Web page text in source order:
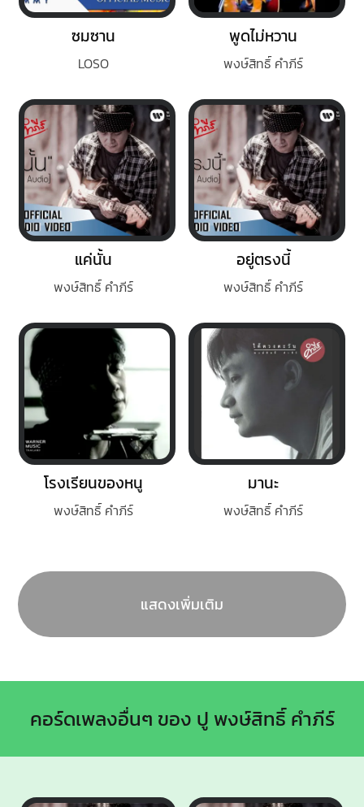
ซมซาน
LOSO
พูดไม่หวาน
พงษ์สิทธิ์ คำภีร์
แค่นั้น
พงษ์สิทธิ์ คำภีร์
อยู่ตรงนี้
พงษ์สิทธิ์ คำภีร์
โรงเรียนของหนู
พงษ์สิทธิ์ คำภีร์
มานะ
พงษ์สิทธิ์ คำภีร์
แสดงเพิ่มเติม
คอร์ดเพลงอื่นๆ ของ ปู พงษ์สิทธิ์ คำภีร์